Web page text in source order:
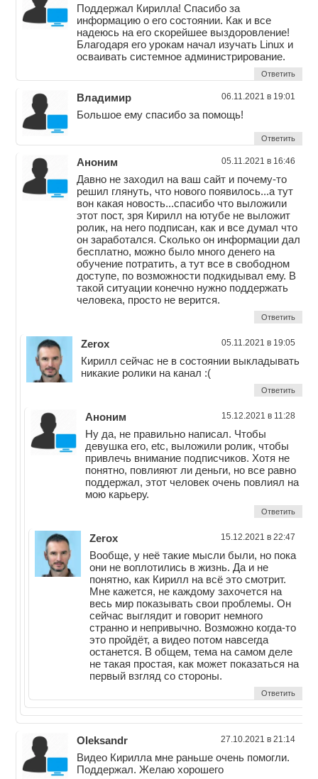
Поддержал Кирилла! Спасибо за
информацию о его состоянии. Как и все
надеюсь на его скорейшее выздоровление!
Благодаря его урокам начал изучать Linux и
осваивать системное администрирование.
Ответить
Владимир 06.11.2021 в 19:01
Большое ему спасибо за помощь!
Ответить
Аноним 05.11.2021 в 16:46
Давно не заходил на ваш сайт и почему-то
решил глянуть, что нового появилось...а тут
вон какая новость...спасибо что выложили
этот пост, зря Кирилл на ютубе не выложит
ролик, на него подписан, как и все думал что
он заработался. Сколько он информации дал
бесплатно, можно было много денего на
обучение потратить, а тут все в свободном
доступе, по возможности подкидывал ему. В
такой ситуации конечно нужно поддержать
человека, просто не верится.
Ответить
Zerox 05.11.2021 в 19:05
Кирилл сейчас не в состоянии выкладывать
никакие ролики на канал :(
Ответить
Аноним 15.12.2021 в 11:28
Ну да, не правильно написал. Чтобы
девушка его, etc, выложили ролик, чтобы
привлечь внимание подписчиков. Хотя не
понятно, повлияют ли деньги, но все равно
поддержал, этот человек очень повлиял на
мою карьеру.
Ответить
Zerox 15.12.2021 в 22:47
Вообще, у неё такие мысли были, но пока
они не воплотились в жизнь. Да и не
понятно, как Кирилл на всё это смотрит.
Мне кажется, не каждому захочется на
весь мир показывать свои проблемы. Он
сейчас выглядит и говорит немного
странно и непривычно. Возможно когда-то
это пройдёт, а видео потом навсегда
останется. В общем, тема на самом деле
не такая простая, как может показаться на
первый взгляд со стороны.
Ответить
Oleksandr 27.10.2021 в 21:14
Видео Кирилла мне раньше очень помогли.
Поддержал. Желаю хорошего